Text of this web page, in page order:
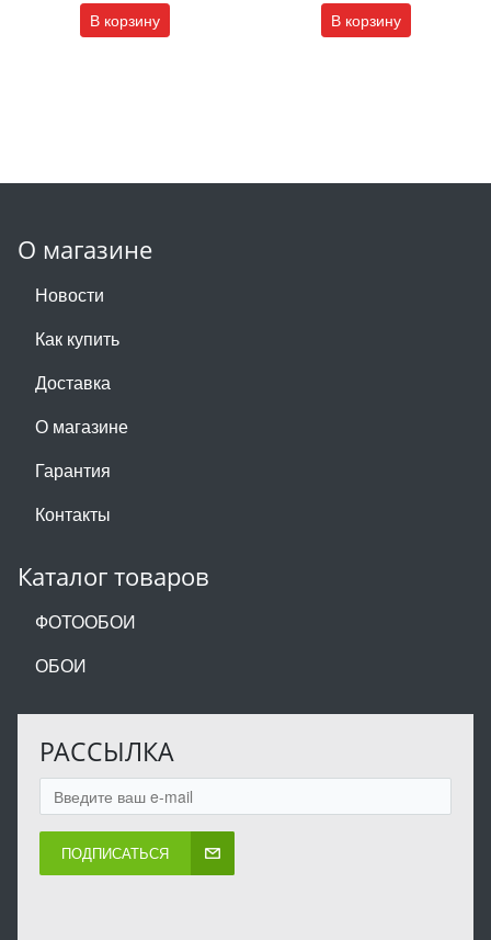
В корзину В корзину
О магазине
Новости
Как купить
Доставка
О магазине
Гарантия
Контакты
Каталог товаров
ФОТООБОИ
ОБОИ
РАССЫЛКА
ПОДПИСАТЬСЯ